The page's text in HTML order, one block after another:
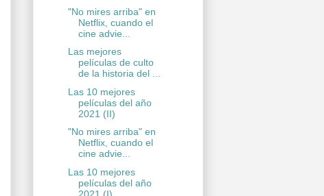
"No mires arriba" en
Netflix, cuando el
cine advie...
Las mejores
películas de culto
de la historia del ...
Las 10 mejores
películas del año
2021 (II)
"No mires arriba" en
Netflix, cuando el
cine advie...
Las 10 mejores
películas del año